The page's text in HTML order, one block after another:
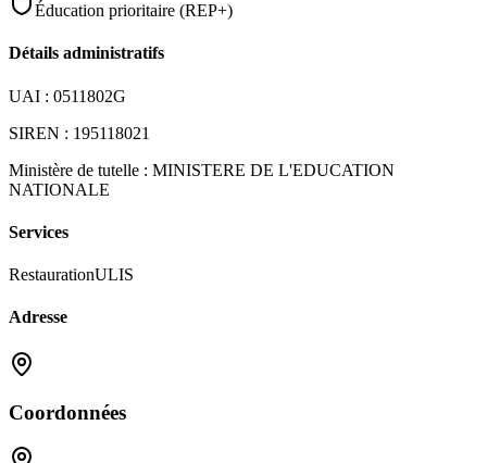
Éducation prioritaire (REP+)
Détails administratifs
UAI : 0511802G
SIREN : 195118021
Ministère de tutelle : MINISTERE DE L'EDUCATION
NATIONALE
Services
RestaurationULIS
Adresse
Coordonnées